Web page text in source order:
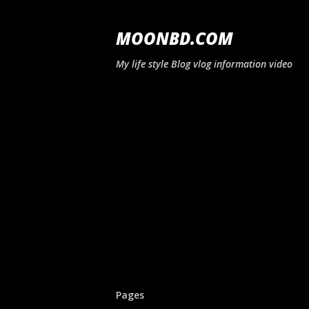
MOONBD.COM
My life style Blog vlog information video
Pages